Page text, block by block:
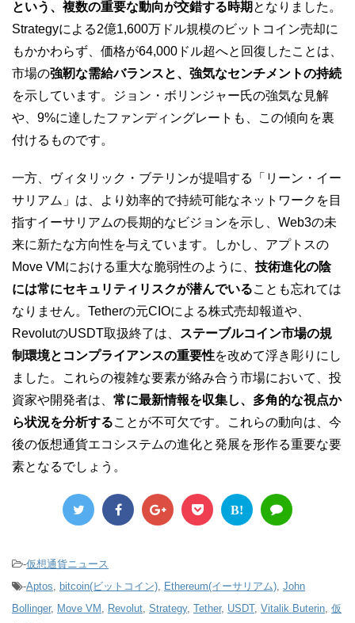
という、複数の重要な動向が交錯する時期 となりました。
Strategyによる2億1,600万ドル規模のビットコイン売却に
もかかわらず、価格が64,000ドル超へと回復したことは、
市場の強靭な需給バランスと、強気なセンチメントの持続
を示しています。ジョン・ボリンジャー氏の強気な見解
や、9%に達したファンディングレートも、この傾向を裏
付けるものです。
一方、ヴィタリック・ブテリンが提唱する「リーン・イー
サリアム」は、より効率的で持続可能なネットワークを目
指すイーサリアムの長期的なビジョンを示し、Web3の未
来に新たな方向性を与えています。しかし、アプトスの
Move VMにおける重大な脆弱性のように、 技術進化の陰
には常にセキュリティリスクが潜んでいることも忘れては
なりません。Tetherの元CIOによる株式売却報道や、
RevolutのUSDT取扱終了は、
ステーブルコイン市場の規
制環境とコンプライアンスの重要性を改めて浮き彫りにし
ました。これらの複雑な要素が絡み合う市場において、投
資家や開発者は、 常に最新情報を収集し、多角的な視点か
ら状況を分析することが不可欠です。これらの動向は、今
後の仮想通貨エコシステムの進化と発展を形作る重要な要
素となるでしょう。
B!
-仮想通貨ニュース
-Aptos bitcoin(ビットコイン) Ethereum(イーサリアム) John
Bollinger, Move VM Revolut Strategy, Tether, USDT, Vitalik Buterin 仮